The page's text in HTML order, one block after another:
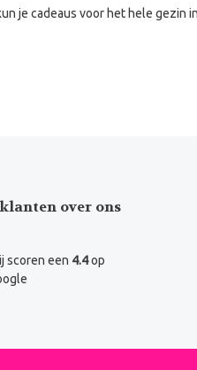
je cadeaus voor het hele gezin
over ons
scoren een 4.4op